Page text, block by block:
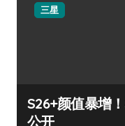
三星
S26+颜值暴增
公开